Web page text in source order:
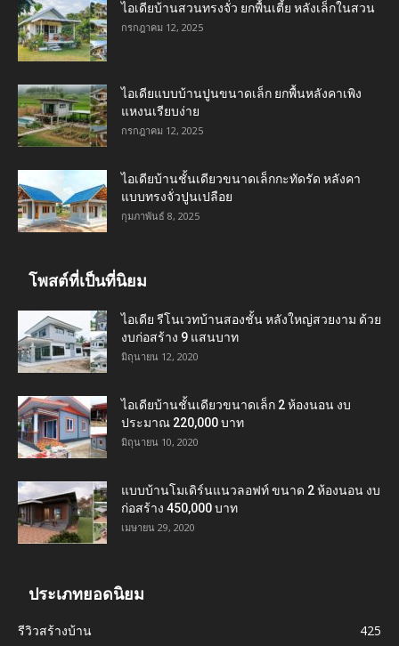
ไอเดียบ้านสวนทรงจั่ว ยกพื้นเตี้ย หลังเล็กในสวน
กรกฎาคม 12, 2025
ไอเดียแบบบ้านปูนขนาดเล็ก ยกพื้นหลังคาเพิง
แหงนเรียบง่าย
กรกฎาคม 12, 2025
ไอเดียบ้านชั้นเดียวขนาดเล็กกะทัดรัด หลังคา
แบบทรงจั่วปูนเปลือย
กุมภาพันธ์ 8, 2025
โพสต์ที่เป็นที่นิยม
ไอเดีย รีโนเวทบ้านสองชั้น หลังใหญ่สวยงาม ด้วย
งบก่อสร้าง 9 แสนบาท
มิถุนายน 12, 2020
ไอเดียบ้านชั้นเดียวขนาดเล็ก 2 ห้องนอน งบ
ประมาณ 220,000 บาท
มิถุนายน 10, 2020
แบบบ้านโมเดิร์นแนวลอฟท์ ขนาด 2 ห้องนอน งบ
ก่อสร้าง 450,000 บาท
เมษายน 29, 2020
ประเภทยอดนิยม
รีวิวสร้างบ้าน
425